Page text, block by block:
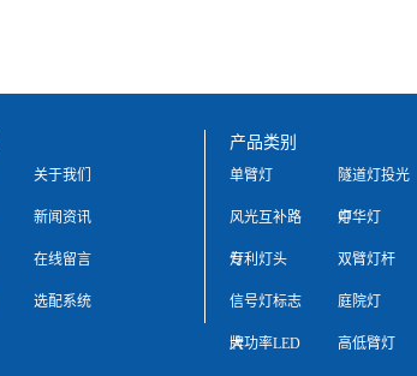
关于我们
新闻资讯
在线留言
选配系统
产品类别
单臂灯 隧道灯投光
灯
风光互补路
灯
中华灯
专利灯头 双臂灯杆
信号灯标志
牌
庭院灯
大功率LED 高低臂灯